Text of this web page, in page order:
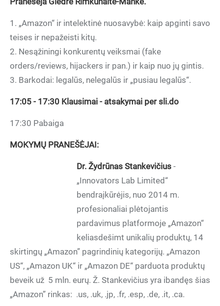
1. „Amazon“ ir intelektinė nuosavybė: kaip apginti savo
teises ir nepažeisti kitų.
2. Nesąžiningi konkurentų veiksmai (fake
orders/reviews, hijackers ir pan.) ir kaip nuo jų gintis.
3. Barkodai: legalūs, nelegalūs ir „pusiau legalūs“.
17:05 - 17:30 Klausimai - atsakymai per sli.do
17:30 Pabaiga
MOKYMŲ PRANEŠĖJAI:
Dr. Žydrūnas Stankevičius -
„Innovators Lab Limited“
bendraįkūrėjis, nuo 2014 m.
profesionaliai plėtojantis
pardavimus platformoje „Amazon“
keliasdešimt unikalių produktų, 14
skirtingų „Amazon” pagrindinių kategorijų. „Amazon
US“, „Amazon UK“ ir „Amazon DE“ parduota produktų
beveik už 5 mln. eurų. Ž. Stankevičius yra ibandęs šias
„Amazon” rinkas: .us, .uk, .jp, .fr, .esp, .de, .it, .ca.